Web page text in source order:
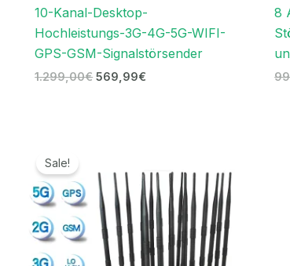
10-Kanal-Desktop-
Hochleistungs-3G-4G-5G-WIFI-
GPS-GSM-Signalstörsender
1.299,00€ 569,99€
8
Sale!
war:
1.499,00€
ist:
679,99€.